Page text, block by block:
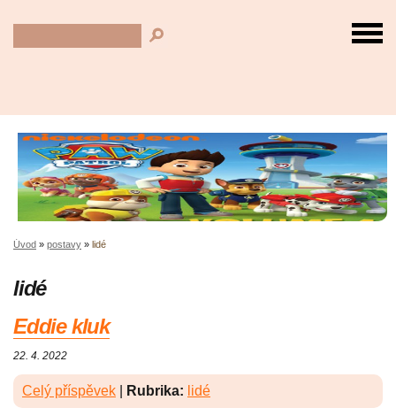
Úvod » postavy » lidé
lidé
Eddie kluk
22. 4. 2022
Celý příspěvek Rubrika: lidé